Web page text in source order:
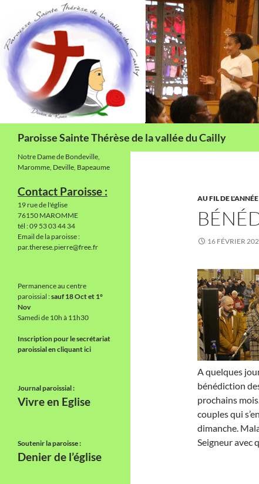
contenu
Paroisse Sainte Thérèse de la vallée du Cailly
AU FIL DE L'ANNÉE
16 FÉVRIER
A quelques
bénédiction
prochains
couples qui
dimanche.
Seigneur avec
Notre Dame de Bondeville,
Maromme, Deville, Bapeaume
Contact Paroisse :
19 rue de l'église
76150 MAROMME
tél : 09 53 03 44 34
Email de la paroisse :
par.therese.pierre@free.fr
Permanence au centre
paroissial :sauf 18 Oct et 1°
Nov
Samedi de 10h à 11h30
Inscription pour le secrétariat
paroissial en cliquant ici
Journal paroissial :
Vivre en Eglise
Soutenir la paroisse :
Denier de l’église